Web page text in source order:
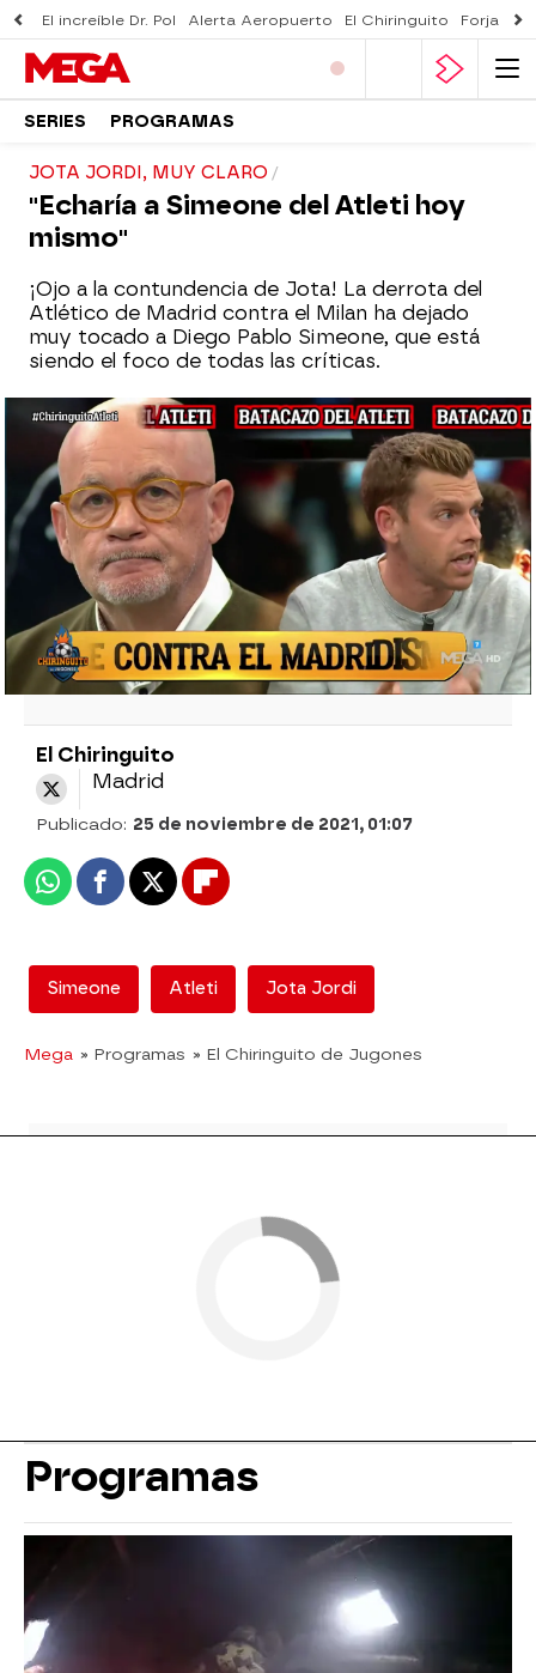
El increíble Dr. Pol Alerta Aeropuerto El Chiringuito Forjado
SERIES PROGRAMAS
JOTA JORDI, MUY CLARO
"Echaría a Simeone del Atleti hoy
mismo"
¡Ojo a la contundencia de Jota! La derrota del
Atlético de Madrid contra el Milan ha dejado
muy tocado a Diego Pablo Simeone, que está
siendo el foco de todas las críticas.
El planteamiento conservador del
argentino unido al cambio de Kondogbia
por Griezmann para cerrar un empate que
se le ha acabado escapando ha sido la
gota que colma el vaso para Jota Jordi. El
tertuliano cree que el argentino debería
ser destituido hoy mismo.
El Chiringuito
Madrid
Publicado: 25 de noviembre de 2021, 01:07
WhatsappFacebook
X Flipboard
Simeone Atleti Jota Jordi
Mega » Programas » El Chiringuito de Jugones
Programas